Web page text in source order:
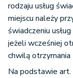
rodzaju usług
miejscu należy
świadczeniu
jeżeli wcześniej
chwilą otrzymania
Na podstawie